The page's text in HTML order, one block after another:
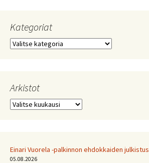
Kategoriat
Kategoriat
Arkistot
Arkistot
Einari Vuorela -palkinnon ehdokkaiden julkistus
05.08.2026